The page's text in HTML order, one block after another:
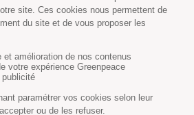
de confidentialité
de Greenpeace
dans le monde
vos préférences en matière de cookies
Greenpeace